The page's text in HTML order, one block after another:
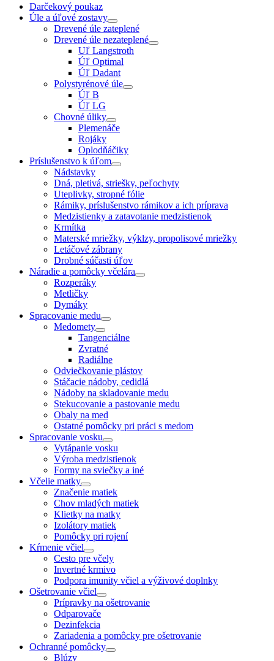
Darčekový poukaz
Úle a úľové zostavy
Drevené úle zateplené
Drevené úle nezateplené
Uľ Langstroth
Úľ Optimal
Úľ Dadant
Polystyrénové úle
Úľ B
Úľ LG
Chovné úliky
Plemenáče
Rojáky
Oplodňáčiky
Príslušenstvo k úľom
Nádstavky
Dná, pletivá, striešky, peľochyty
Uteplivky, stropné fólie
Rámiky, príslušenstvo rámikov a ich príprava
Medzistienky a zatavotanie medzistienok
Krmítka
Materské mriežky, výklzy, propolisové mriežky
Letáčové zábrany
Drobné súčasti úľov
Náradie a pomôcky včelára
Rozperáky
Metličky
Dymáky
Spracovanie medu
Medomety
Tangenciálne
Zvratné
Radiálne
Odviečkovanie plástov
Stáčacie nádoby, cedidlá
Nádoby na skladovanie medu
Stekucovanie a pastovanie medu
Obaly na med
Ostatné pomôcky pri práci s medom
Spracovanie vosku
Vytápanie vosku
Výroba medzistienok
Formy na sviečky a iné
Včelie matky
Značenie matiek
Chov mladých matiek
Klietky na matky
Izolátory matiek
Pomôcky pri rojení
Kŕmenie včiel
Cesto pre včely
Invertné krmivo
Podpora imunity včiel a výživové doplnky
Ošetrovanie včiel
Prípravky na ošetrovanie
Odparovače
Dezinfekcia
Zariadenia a pomôcky pre ošetrovanie
Ochranné pomôcky
Blúzy